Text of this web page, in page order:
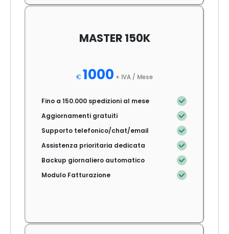
MASTER 150K
€ 1000 + IVA / Mese
Fino a 150.000 spedizioni al mese
Aggiornamenti gratuiti
Supporto telefonico/chat/email
Assistenza prioritaria dedicata
Backup giornaliero automatico
Modulo Fatturazione